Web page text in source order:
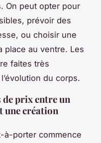
On peut opter pour
prévoir des
ou choisir une
place au ventre. Les
faites très
du corps.
prix entre un
une création
à-porter commence